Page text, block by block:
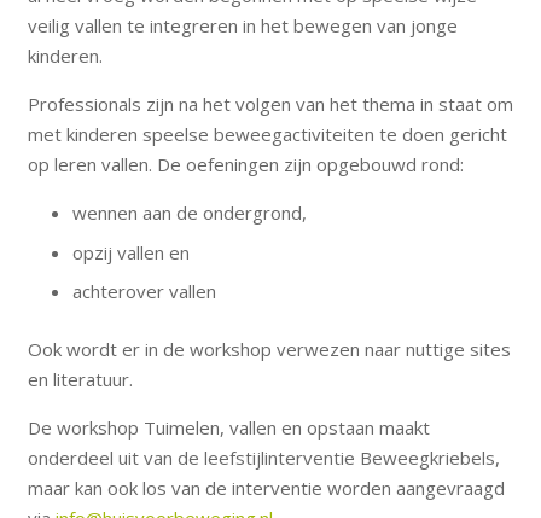
veilig vallen te integreren in het bewegen van jonge
kinderen.
Professionals zijn na het volgen van het thema in staat om
met kinderen speelse beweegactiviteiten te doen gericht
op leren vallen. De oefeningen zijn opgebouwd rond:
wennen aan de ondergrond,
opzij vallen en
achterover vallen
Ook wordt er in de workshop verwezen naar nuttige sites
en literatuur.
De workshop Tuimelen, vallen en opstaan maakt
onderdeel uit van de leefstijlinterventie Beweegkriebels,
maar kan ook los van de interventie worden aangevraagd